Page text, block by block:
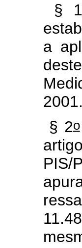
§ 1
a
2001.
§ 2o
PIS/